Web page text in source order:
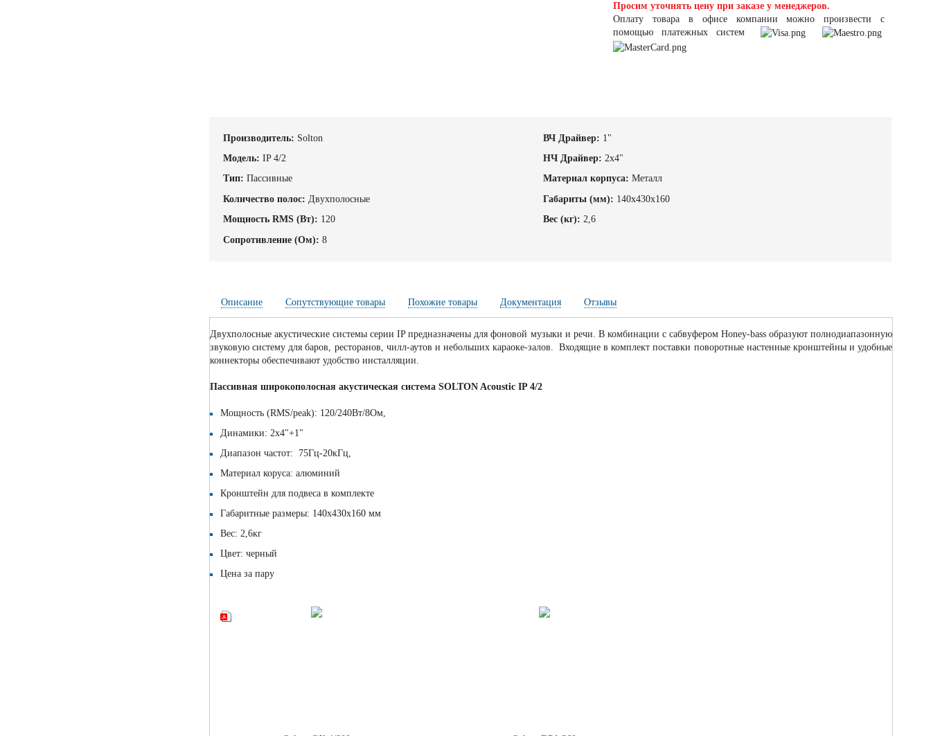
Просим уточнять цену при заказе у менеджеров.
Оплату товара в офисе компании можно произвести с
помощью платежных систем
Производитель: Solton
Модель: IP 4/2
Тип: Пассивные
Количество полос: Двухполосные
Мощность RMS (Вт): 120
Cопротивление (Ом): 8
ВЧ Драйвер: 1"
НЧ Драйвер: 2х4"
Материал корпуса: Металл
Габариты (мм): 140х430х160
Вес (кг): 2,6
Описание Сопутствующие товары Похожие товары Документация Отзывы
Двухполосные акустические системы серии IP предназначены для фоновой музыки и речи. В комбинации с сабвуфером Honey-bass образуют полнодиапазонную
звуковую систему для баров, ресторанов, чилл-аутов и небольших караоке-залов. Входящие в комплект поставки поворотные настенные кронштейны и удобные
коннекторы обеспечивают удобство инсталляции.
Пассивная широкополосная акустическая система SOLTON Acoustic IP 4/2
Мощность (RMS/peak): 120/240Вт/8Ом,
Динамики: 2х4"+1"
Диапазон частот: 75Гц-20кГц,
Материал коруса: алюминий
Кронштейн для подвеса в комплекте
Габаритные размеры: 140х430х160 мм
Вес: 2,6кг
Цвет: черный
Цена за пару